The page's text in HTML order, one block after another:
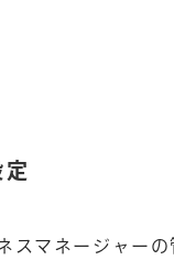
スマネージャー